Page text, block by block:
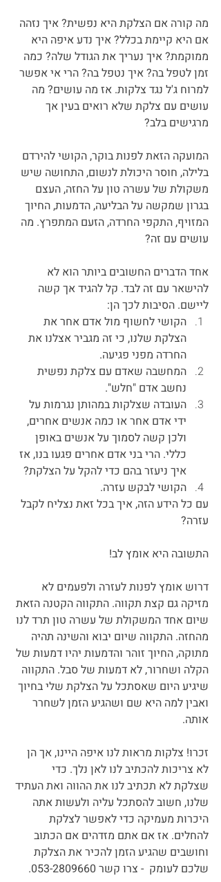
מה קורה אם הצלקת היא נפשית? איך נזהה
אם היא קיימת בכלל? איך נדע איפה היא
ממוקמת? איך נעריך את הגודל שלה? כמה
זמן לטפל בה? איך נטפל בה? הרי אי אפשר
למרוח ג'ל נגד צלקות. אז מה עושים? מה
עושים עם צלקת שלא רואים בעין אך
מרגישים בלב?
המועקה הזאת לפנות בוקר, הקושי להירדם
בלילה, חוסר היכולת לנשום, התחושה שיש
משקולת של עשרה טון על החזה, העצם
בגרון שמקשה על הבליעה, הדמעות, החיוך
המזויף, התקפי החרדה, הזעם המתפרץ. מה
עושים עם זה?
אחד הדברים החשובים ביותר הוא לא
להישאר עם זה לבד. קל להגיד אך קשה
ליישם. הסיבות לכך הן:
הקושי לחשוף מול אדם אחר את
הצלקת שלנו, כי זה מגביר אצלנו את
החרדה מפני פגיעה.
המחשבה שאדם עם צלקת נפשית
נחשב אדם "חלש".
העובדה שצלקות במהותן נגרמות על
ידי אדם אחר או כמה אנשים אחרים,
ולכן קשה לסמוך על אנשים באופן
כללי. הרי בני אדם אחרים פגעו בנו, אז
איך ניעזר בהם כדי להקל על הצלקת?
הקושי לבקש עזרה.
עם כל הידע הזה, איך בכל זאת נצליח לקבל
עזרה?
התשובה היא אומץ לב!
דרוש אומץ לפנות לעזרה ולפעמים לא
מזיקה גם קצת תקווה. התקווה הקטנה הזאת
שיום אחד המשקולת של עשרה טון תרד לנו
מהחזה. התקווה שיום יבוא והשינה תהיה
מתוקה, החיוך זוהר והדמעות יהיו דמעות של
הקלה ושחרור, לא דמעות של סבל. התקווה
שיגיע היום שאסתכל על הצלקת שלי בחיוך
ואבין למה היא שם ושהגיע הזמן לשחרר
אותה.
זכרו! צלקות מראות לנו איפה היינו, אך הן
לא צריכות להכתיב לנו לאן נלך. כדי
שצלקת לא תכתיב לנו את ההווה ואת העתיד
שלנו, חשוב להסתכל עליה ולעשות אתה
היכרות מעמיקה כדי לאפשר לצלקת
להחלים. אז אם אתם מזדהים אם הכתוב
וחושבים שהגיע הזמן להכיר את הצלקת
שלכם לעומק  - צרו קשר 053-2809660.